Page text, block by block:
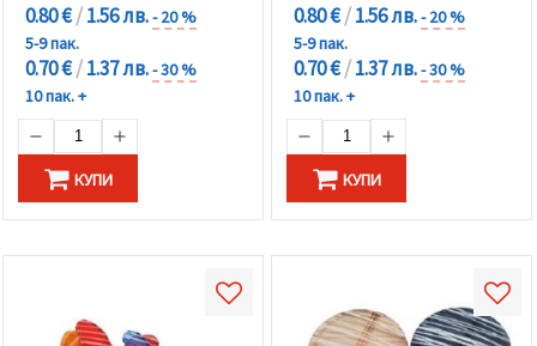
0.80 €/1.56 лв.- 20 %
5-9 пак.
0.70 €/1.37 лв.- 30 %
10 пак. +
КУПИ
0.80 €/1.56 лв.- 20 %
5-9 пак.
0.70 €/1.37 лв.- 30 %
10 пак. +
КУПИ